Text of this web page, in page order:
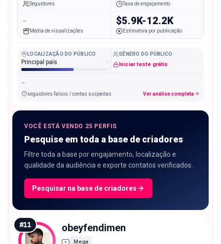
Seguidores Taxa de engajamento
-
Média de visualizações
$5.9K-12.2K
Estimativa por publicação
LOCALIZAÇÃO DO PÚBLICO
Principal país -
GÊNERO DO PÚBLICO
Iniciar teste grátis
-
seguidores falsos / contas suspeitas Ver análise completa
VOCÊ ESTÁ VENDO 25 PERFIS
Pesquise em toda a base de criadores
Filtre toda a base por engajamento, localização e
qualidade da audiência e exporte contatos verificados.
Pesquisar na base de criadores
#11 obeyfendimen
Mega